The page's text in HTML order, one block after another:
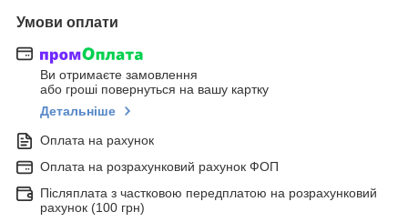
Умови оплати
Ви отримаєте замовлення
або гроші повернуться на вашу картку
Детальніше
Оплата на рахунок
Оплата на розрахунковий рахунок ФОП
Післяплата з частковою передплатою на розрахунковий
рахунок (100 грн)